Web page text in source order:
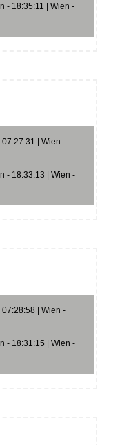
- 18:35:11 | Wien -
| Wien -
- 18:33:13 | Wien -
| Wien -
- 18:31:15 | Wien -